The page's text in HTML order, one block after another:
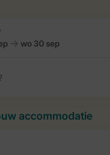
accommodatie